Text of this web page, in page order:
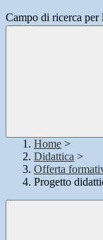
Campo di ricerca per
Home >
Didattica >
Offerta
Progetto